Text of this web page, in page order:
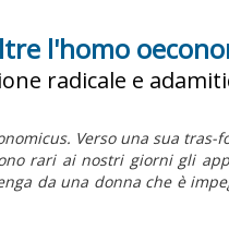
l'homo
radicale e
Verso una sua
rari ai nostri giorni gli
da una donna che è